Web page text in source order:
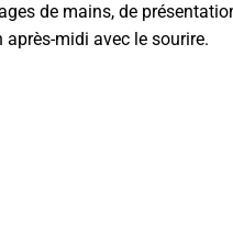
de mains, de
midi avec le sourire.